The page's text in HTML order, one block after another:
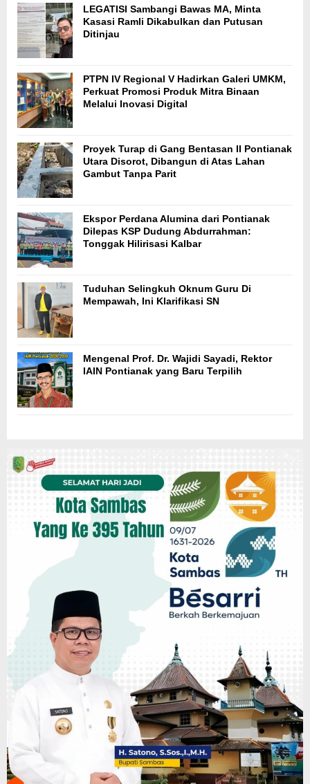
LEGATISI Sambangi Bawas MA, Minta
Kasasi Ramli Dikabulkan dan Putusan
Ditinjau
PTPN IV Regional V Hadirkan Galeri UMKM,
Perkuat Promosi Produk Mitra Binaan
Melalui Inovasi Digital
Proyek Turap di Gang Bentasan II Pontianak
Utara Disorot, Dibangun di Atas Lahan
Gambut Tanpa Parit
Ekspor Perdana Alumina dari Pontianak
Dilepas KSP Dudung Abdurrahman:
Tonggak Hilirisasi Kalbar
Tuduhan Selingkuh Oknum Guru Di
Mempawah, Ini Klarifikasi SN
Mengenal Prof. Dr. Wajidi Sayadi, Rektor
IAIN Pontianak yang Baru Terpilih